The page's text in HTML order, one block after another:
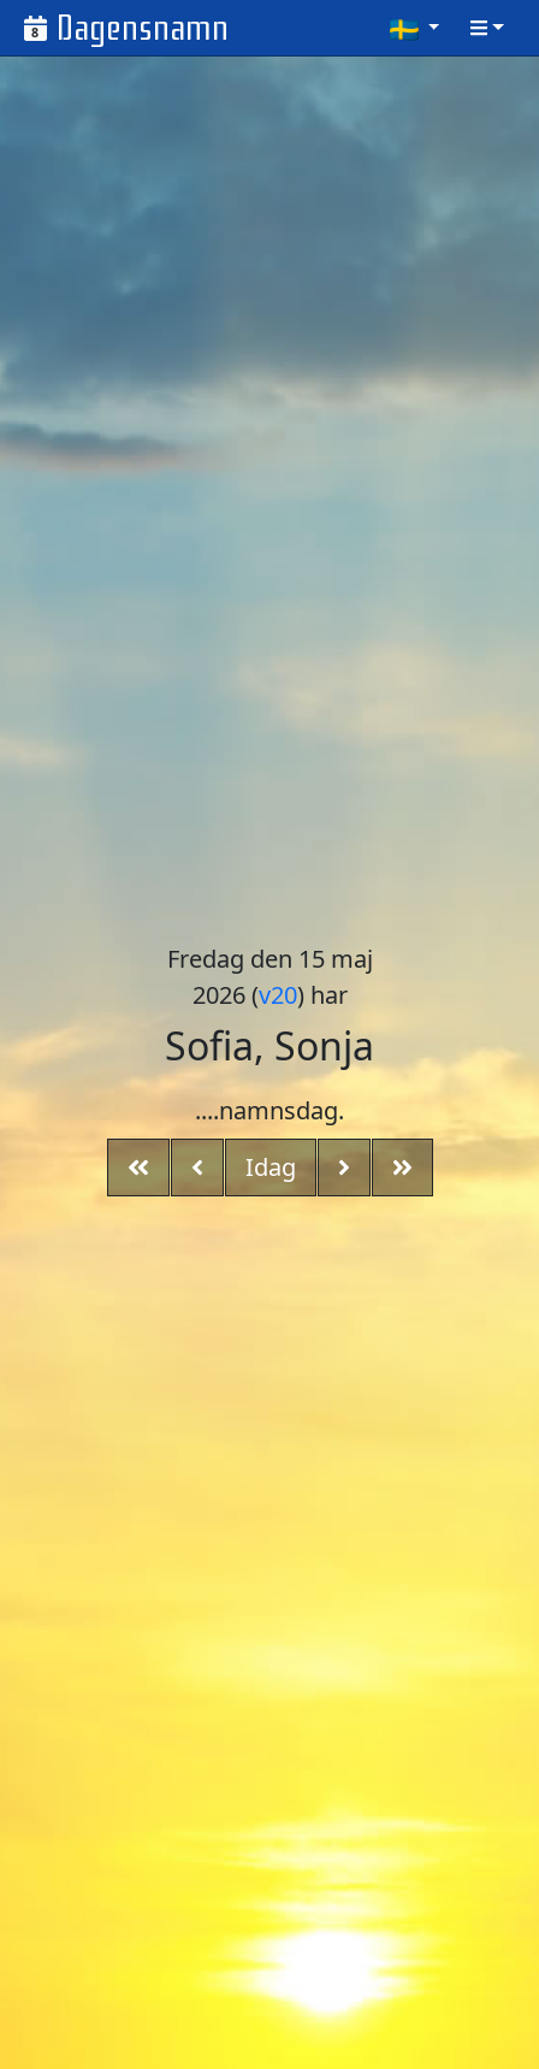
8 Dagensnamn
Fredag den 15 maj
2026 (v20) har
Sofia, Sonja
....namnsdag.
Idag